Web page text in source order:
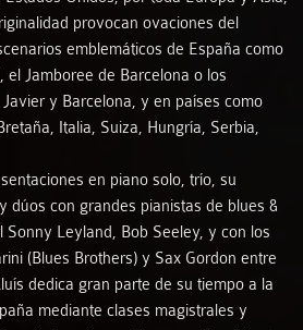
provocan ovaciones del
emblemáticos de España como
el Jamboree de Barcelona o los
y Barcelona, y en países como
Italia, Suiza, Hungría, Serbia,
en piano solo, trío, su
dúos con grandes pianistas de blues &
Sonny Leyland, Bob Seeley, y con los
(Blues Brothers) y Sax Gordon entre
dedica gran parte de su tiempo a la
mediante clases magistrales y